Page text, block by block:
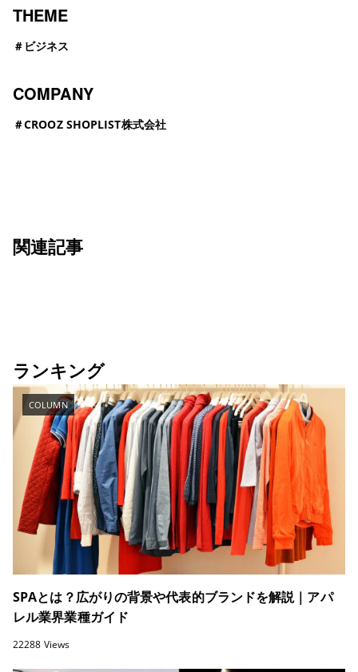
THEME
＃ ビジネス
COMPANY
＃CROOZ SHOPLIST株式会社
関連記事
ランキング
COLUMN
SPAとは？広がりの背景や代表的ブランドを解説｜アパ
レル業界業種ガイド
22288 Views